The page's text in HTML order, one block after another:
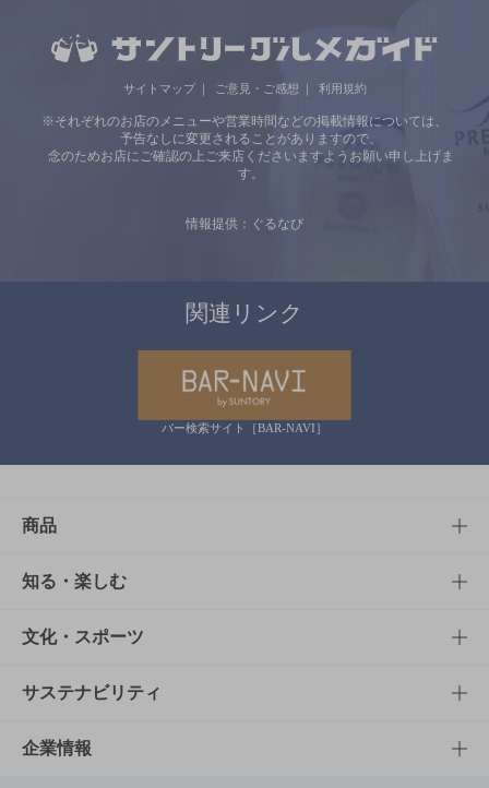
サイトマップ ご意見・ご感想 利用規約
※それぞれのお店のメニューや営業時間などの掲載情報については、
予告なしに変更されることがありますので、
念のためお店にご確認の上ご来店くださいますようお願い申し上げま
す。
情報提供：ぐるなび
関連リンク
バー検索サイト［BAR-NAVI］
商品
商品TOP
商品一覧
商品発売情報
栄養成分一覧
知る・楽しむ
知る・楽しむTOP
キャンペーン
工場見学
文化・スポーツ
文化・スポーツTOP
サントリーホール
サステナビリティ
サステナビリティTOP
企業情報